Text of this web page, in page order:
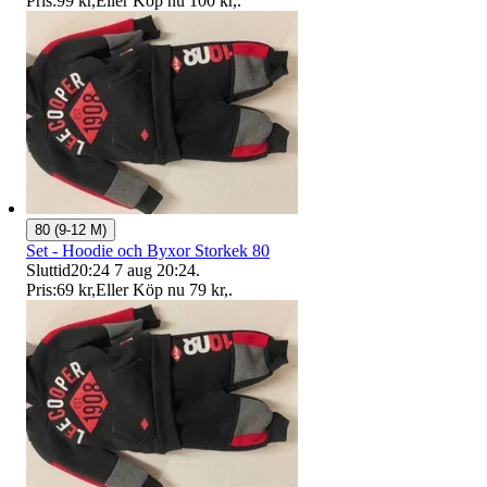
80 (9-12 M)
Set - Hoodie och Byxor Storkek 80
Sluttid20:24 7 aug 20:24.
Pris:69 kr,Eller Köp nu 79 kr,.